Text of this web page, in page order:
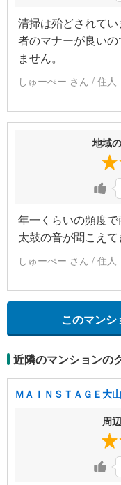
清掃は殆どされて
者のマナーが良い
ません。
しゅーぺー さん / 住人
地域
年一くらいの頻度
太鼓の音が聞こえて
しゅーぺー さん / 住人
このマンシ
近隣のマンションの
ＭＡＩＮＳＴＡＧＥ大
周